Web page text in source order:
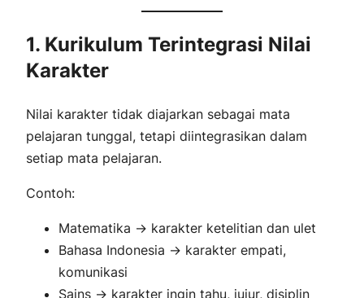
1. Kurikulum Terintegrasi Nilai
Karakter
Nilai karakter tidak diajarkan sebagai mata
pelajaran tunggal, tetapi diintegrasikan dalam
setiap mata pelajaran.
Contoh:
Matematika → karakter ketelitian dan ulet
Bahasa Indonesia → karakter empati,
komunikasi
Sains → karakter ingin tahu, jujur, disiplin